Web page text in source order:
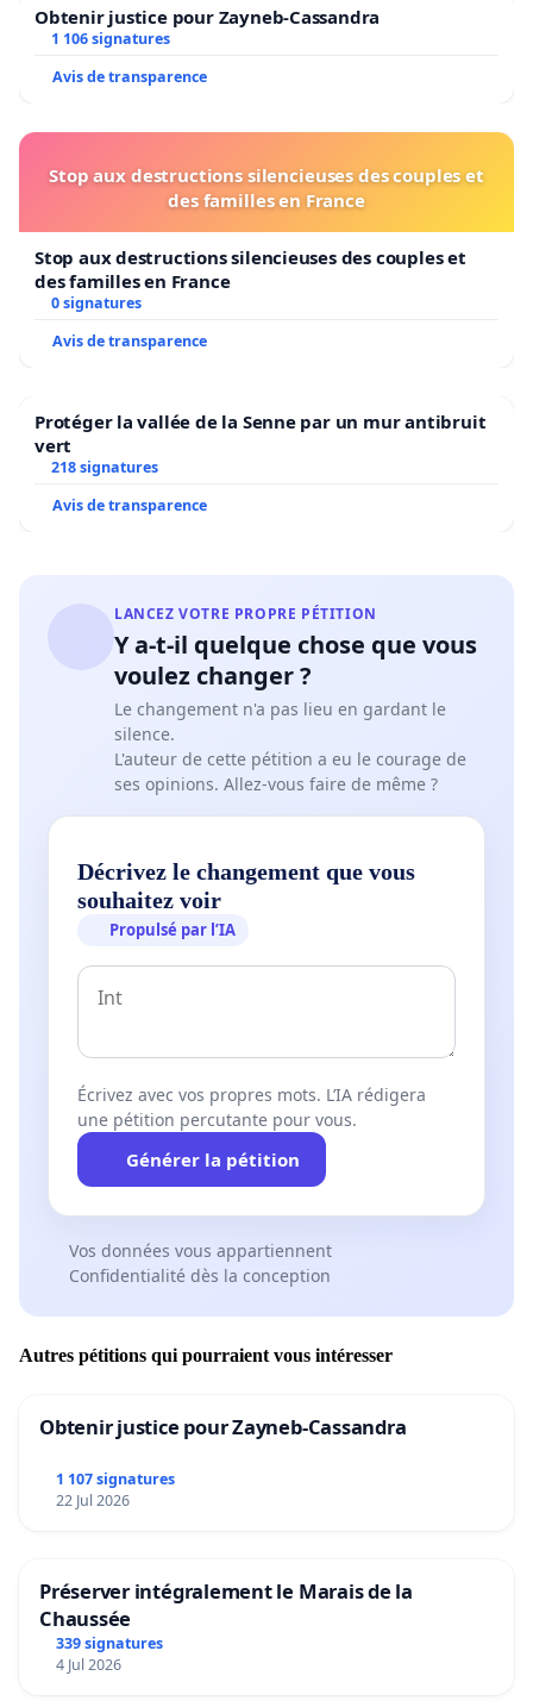
Obtenir justice pour Zayneb-Cassandra
1 106 signatures
Avis de transparence
Stop aux destructions silencieuses des couples et
des familles en France
Stop aux destructions silencieuses des couples et
des familles en France
0 signatures
Avis de transparence
Protéger la vallée de la Senne par un mur antibruit
vert
218 signatures
Avis de transparence
LANCEZ VOTRE PROPRE PÉTITION
Y a-t-il quelque chose que vous
voulez changer ?
Le changement n'a pas lieu en gardant le
silence.
L'auteur de cette pétition a eu le courage de
ses opinions. Allez-vous faire de même ?
Décrivez le changement que vous
souhaitez voir
Propulsé par l’IA
Écrivez avec vos propres mots. L’IA rédigera
une pétition percutante pour vous.
Générer la pétition
Vos données vous appartiennent
Confidentialité dès la conception
Autres pétitions qui pourraient vous intéresser
Obtenir justice pour Zayneb-Cassandra
1 107 signatures
22 Jul 2026
Préserver intégralement le Marais de la
Chaussée
339 signatures
4 Jul 2026